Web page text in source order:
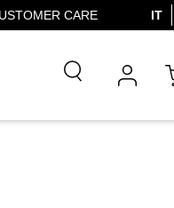
CARE IT